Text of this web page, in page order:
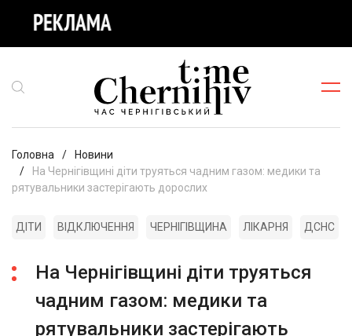
Головна
Новини
На Чернігівщині діти труяться чадним газом: медики та
рятувальники застерігають дорослих
ДІТИ ВІДКЛЮЧЕННЯ ЧЕРНІГІВЩИНА ЛІКАРНЯ ДСНС
На Чернігівщині діти труяться
чадним газом: медики та
рятувальники застерігають